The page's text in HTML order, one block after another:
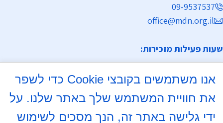
09-9537537
office@mdn.org.il
שעות פעילות מזכירות:
א-ה 08:30 - 12:30
א, ד 16:00- 18:00
אנו משתמשים בקובצי Cookie כדי לשפר
את חוויית המשתמש שלך באתר שלנו. על
ידי גלישה באתר זה, הנך מסכים לשימוש